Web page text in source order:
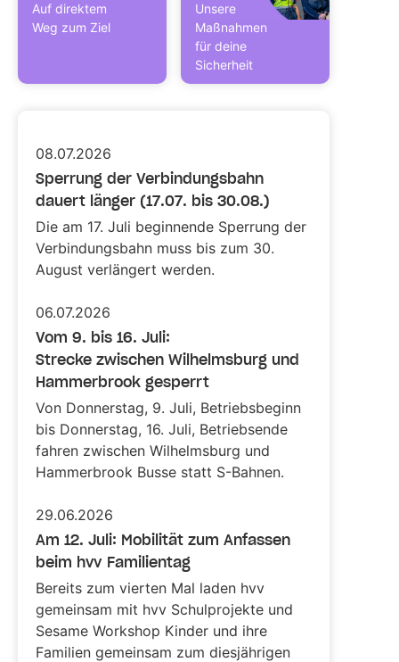
Auf direktem
Weg zum Ziel
Unsere
Maßnahmen
für deine
Sicherheit
08.07.2026
Sperrung der Verbindungsbahn
dauert länger (17.07. bis 30.08.)
Die am 17. Juli beginnende Sperrung der
Verbindungsbahn muss bis zum 30.
August verlängert werden.
06.07.2026
Vom 9. bis 16. Juli:
Strecke zwischen Wilhelmsburg und
Hammerbrook gesperrt
Von Donnerstag, 9. Juli, Betriebsbeginn
bis Donnerstag, 16. Juli, Betriebsende
fahren zwischen Wilhelmsburg und
Hammerbrook Busse statt S-Bahnen.
29.06.2026
Am 12. Juli: Mobilität zum Anfassen
beim hvv Familientag
Bereits zum vierten Mal laden hvv
gemeinsam mit hvv Schulprojekte und
Sesame Workshop Kinder und ihre
Familien gemeinsam zum diesjährigen